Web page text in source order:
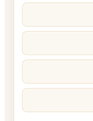
Shall / Must